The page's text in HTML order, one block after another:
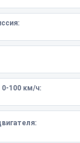
0-100 км/ч: